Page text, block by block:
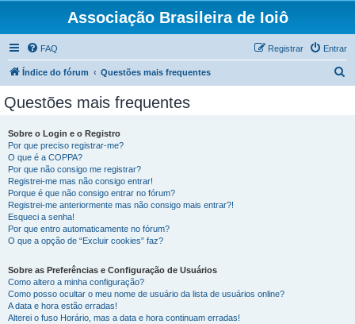
Associação Brasileira de Ioiô
FAQ Entrar
Registrar
Índice do fórum Questões mais frequentes
Questões mais frequentes
Sobre o Login e o Registro
Por que preciso registrar-me?
O que é a COPPA?
Por que não consigo me registrar?
Registrei-me mas não consigo entrar!
Porque é que não consigo entrar no fórum?
Registrei-me anteriormente mas não consigo mais entrar?!
Esqueci a senha!
Por que entro automaticamente no fórum?
O que a opção de “Excluir cookies” faz?
Sobre as Preferências e Configuração de Usuários
Como altero a minha configuração?
Como posso ocultar o meu nome de usuário da lista de usuários online?
A data e hora estão erradas!
Alterei o fuso Horário, mas a data e hora continuam erradas!